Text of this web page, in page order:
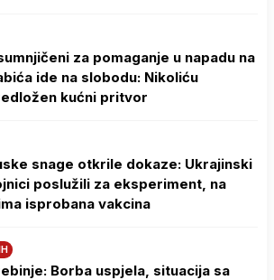
za pomaganje u napadu na
ide na slobodu: Nikoliću
kućni pritvor
snage otkrile dokaze: Ukrajinski
poslužili za eksperiment, na
isprobana vakcina
Borba uspjela, situacija sa